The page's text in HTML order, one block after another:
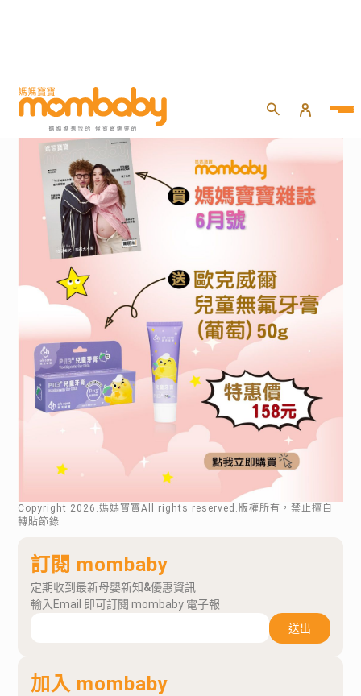
Copyright 2026 .媽媽寶寶All rights reserved.版權所有，禁止擅自
轉貼節錄
訂閱 mombaby
定期收到最新母嬰新知&優惠資訊
輸入Email 即可訂閱 mombaby 電子報
送出
加入 mombaby